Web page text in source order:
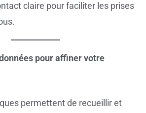
claire pour faciliter les prises
pour affiner votre
permettent de recueillir et